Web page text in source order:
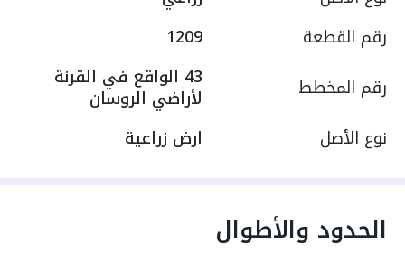
رقم القطعة
1209
رقم المخطط
43 الواقع في القرنة
لأراضي الروسان
نوع الأصل
ارض زراعية
الحدود والأطوال